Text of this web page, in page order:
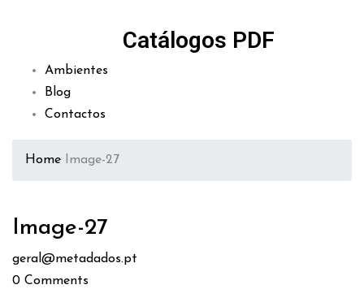
Catálogos PDF
Ambientes
Blog
Contactos
Home Image-27
Image-27
geral@metadados.pt
0 Comments